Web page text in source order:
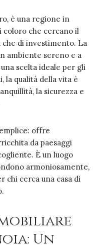
è una regione in
coloro che cercano il
di investimento. La
ambiente sereno e a
scelta ideale per gli
la qualità della vita è
la sicurezza e
offre
da paesaggi
È un luogo
armoniosamente,
chi cerca una casa di
Un